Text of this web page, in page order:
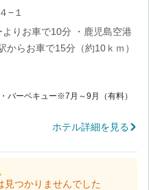
−１
りお車で10分 ・鹿児島空港
からお車で15分（約10ｋｍ）
バーベキュー※7月～9月（有料）
ホテル詳細を見る
見つかりませんでした